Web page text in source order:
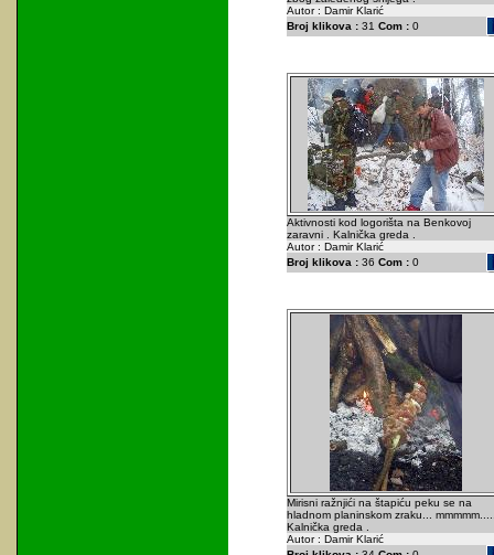
Autor : Damir Klarić
Broj klikova :31 Com :0
Aktivnosti kod logorišta na Benkovoj
zaravni . Kalnička greda .
Autor : Damir Klarić
Broj klikova :36 Com :0
Mirisni ražnjići na štapiću peku se na
hladnom planinskom zraku...
Kalnička greda .
Autor : Damir Klarić